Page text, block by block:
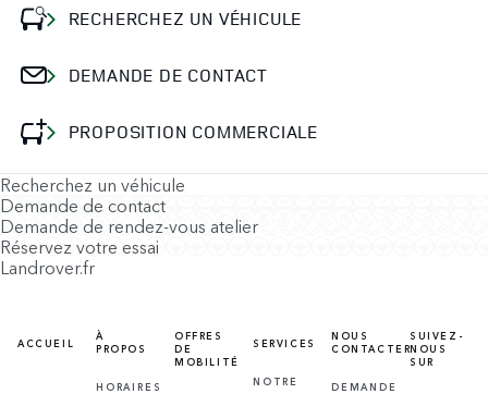
RECHERCHEZ UN VÉHICULE
DEMANDE DE CONTACT
PROPOSITION COMMERCIALE
Recherchez un véhicule
Demande de contact
Demande de rendez-vous atelier
Réservez votre essai
Landrover.fr
ACCUEIL
À
PROPOS
HORAIRES
OFFRES
DE
MOBILITÉ
SERVICES
NOTRE
NOUS
CONTACTER
DEMANDE
SUIVEZ-
NOUS
SUR